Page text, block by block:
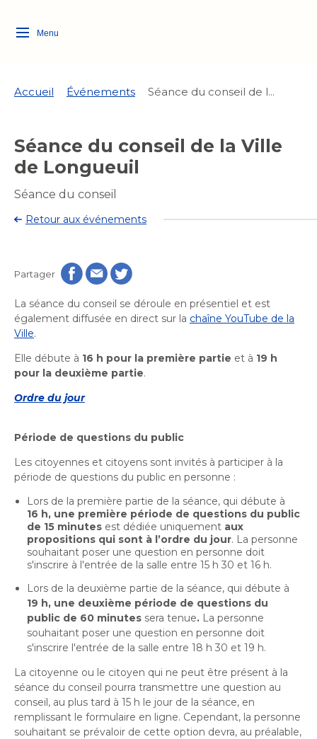
Menu
Ville
lien
Ma ville, ma propriété
Aménagement et urbanisme
Aménagement et urbanisme
Rôle d'évaluation
Loisirs et culture
Arts et culture
Bibliothèques
Développement social
Développement social
Histoire et patrimoine
Histoire et patrimoine
Loisir et vie communautaire
Parcs et espaces verts
Parcs et espaces verts
Sports et saines habitudes de vie
Reconnaissance et soutien des organismes
Bénévolat
Bénévolat
Lutte à l'itinérance
Lutte à l'itinérance
Services de proximité
Déneigement
Déneigement
Eau
Eau
Écocentres
Info-Travaux
Info-Travaux
Matières résiduelles et collectes
Matières résiduelles et collectes
Stationnements municipaux
Voie publique
Transition socioécologique
et mobilité
Transition socioécologique et mobilité
Transition socioécologique et mobilité
Arbres, plantes et pelouse
Arbres, plantes et pelouse
Biodiversité et milieux naturels
Lutte aux changements climatiques
Mobilité durable
Mobilité durable
Verdissement et travaux de foresterie
Sécurité publique
Service de police
Sécurisation des rues locales
Sécurisation des rues locales
Vie démocratique
Élus
Demande d'accès à l'information
Demande d'accès à l'information
Instances décisionnelles
Participation citoyenne
Participation citoyenne
Procès-verbaux
Procès-verbaux
Projets particuliers
Ouvre
dans
une
nouvelle
fenêtre
Règlements municipaux
Règlements municipaux
Entreprises
Développement économique
Ouvre
dans
une
nouvelle
fenêtre
Développement immobilier
Développement immobilier
Ouvre
dans
une
nouvelle
Fournisseurs
Fournisseurs
Gestion des matières résiduelles
À propos de la Ville
Actualités et publications
Actualités et publications
Administration municipale
Administration municipale
Approvisionnement
Bureau de l’éthique et de l’inspection
contractuelle
Bureau de l’éthique et de l’inspection
contractuelle
Ouvre
dans
nouvelle
fenêtre
Bureau protecteur citoyen
Bureau protecteur citoyen
Centre-ville de Longueuil
Centre-ville de Longueuil
Cour municipale et contravention
Cour municipale et contravention
Quoi faire à Longueuil
Activités artistiques et
culturelles
Activités littéraires
Activités éducatives et de
loisirs
Activités sportives et plein
air
Arts de la scène, spectacles
et festivals
Calendrier des événements
Accueil Événements Séance du conseil de l...
Séance du conseil de la Ville
de Longueuil
Séance du conseil
Retour aux événements
Partager
La séance du conseil se déroule en présentiel et est
également diffusée en direct sur la chaîne YouTube de la
Ville.
Elle débute à 16 h pour la première partie et à 19 h
pour la deuxième partie.
Ordre du jour
Période de questions du public
Les citoyennes et citoyens sont invités à participer à la
période de questions du public en personne :
Lors de la première partie de la séance, qui débute à
16 h, une première période de questions du public
de 15 minutes est dédiée uniquement aux
propositions qui sont à l’ordre du jour. La personne
souhaitant poser une question en personne doit
s'inscrire à l'entrée de la salle entre 15 h 30 et 16 h.
Lors de la deuxième partie de la séance, qui débute à
19 h, une deuxième période de questions du
public de 60 minutes sera tenue. La personne
souhaitant poser une question en personne doit
s'inscrire l'entrée de la salle entre 18 h 30 et 19 h.
La citoyenne ou le citoyen qui ne peut être présent à la
séance du conseil pourra transmettre une question au
conseil, au plus tard à 15 h le jour de la séance, en
remplissant le formulaire en ligne. Cependant, la personne
souhaitant se prévaloir de cette option devra, au préalable,